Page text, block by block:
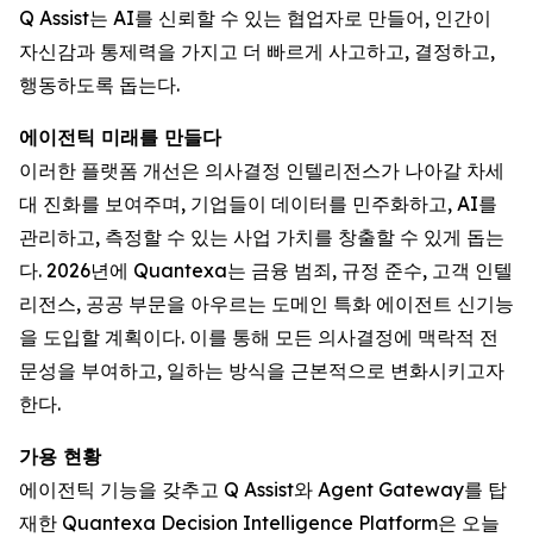
Q Assist는 AI를 신뢰할 수 있는 협업자로 만들어, 인간이
자신감과 통제력을 가지고 더 빠르게 사고하고, 결정하고,
행동하도록 돕는다.
에이전틱 미래를 만들다
이러한 플랫폼 개선은 의사결정 인텔리전스가 나아갈 차세
대 진화를 보여주며, 기업들이 데이터를 민주화하고, AI를
관리하고, 측정할 수 있는 사업 가치를 창출할 수 있게 돕는
다. 2026년에 Quantexa는 금융 범죄, 규정 준수, 고객 인텔
리전스, 공공 부문을 아우르는 도메인 특화 에이전트 신기능
을 도입할 계획이다. 이를 통해 모든 의사결정에 맥락적 전
문성을 부여하고, 일하는 방식을 근본적으로 변화시키고자
한다.
가용 현황
에이전틱 기능을 갖추고 Q Assist와 Agent Gateway를 탑
재한 Quantexa Decision Intelligence Platform은 오늘